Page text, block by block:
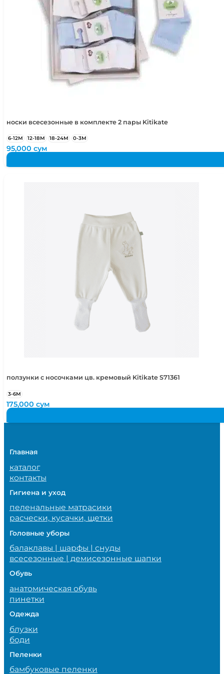
носки всесезонные в комплекте 2 пары Kitikate
6-12М 12-18М 18-24М 0-3М
95,000сум
ползунки с носочками цв. кремовый Kitikate S71361
3-6М
175,000сум
Главная
каталог
контакты
Гигиена и уход
пеленальные матрасики
расчески, кусачки, щетки
Головные уборы
балаклавы | шарфы | снуды
всесезонные | демисезонные шапки
Обувь
анатомическая обувь
пинетки
Одежда
блузки
боди
Пеленки
бамбуковые пеленки